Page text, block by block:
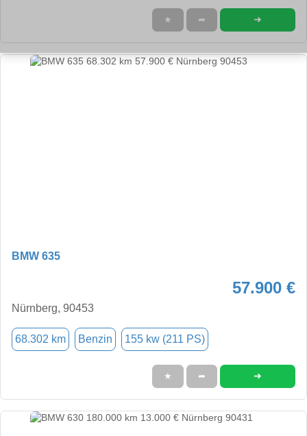
★ ➦ ➜
BMW 635
57.900 €
Nürnberg, 90453
68.302 km Benzin 155 kw (211 PS)
★ ➦ ➜